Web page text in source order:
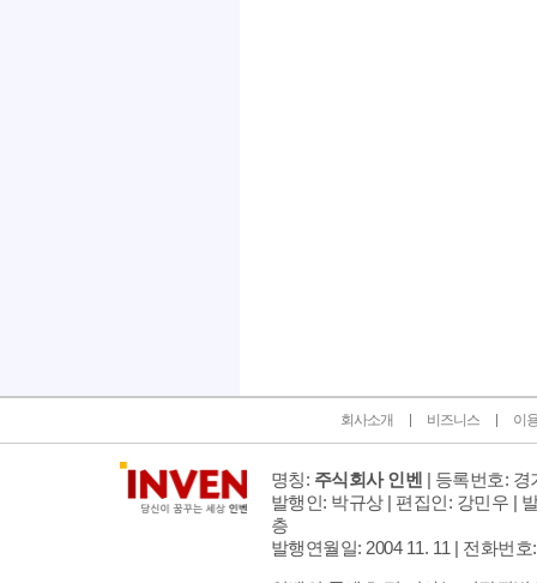
회사소개 비즈니스 이
명칭: 주식회사 인벤 | 등록번호: 경
발행인: 박규상 | 편집인: 강민우 |
층
발행연월일: 2004 11. 11 | 전화번호